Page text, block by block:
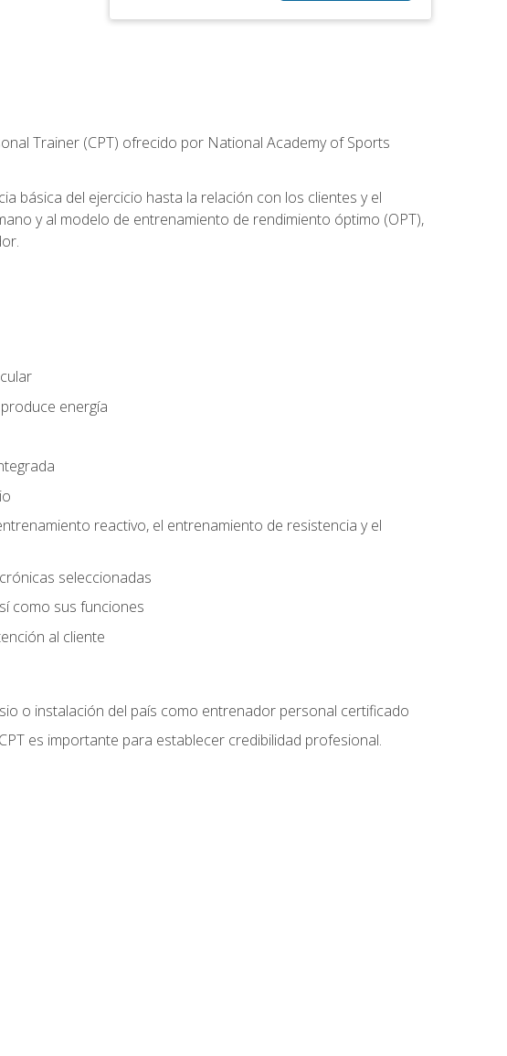
Trainer (CPT) ofrecido por National Academy of Sports
básica del ejercicio hasta la relación con los clientes y el
y al modelo de entrenamiento de rendimiento óptimo (OPT),
energía
reactivo, el entrenamiento de resistencia y el
seleccionadas
como sus funciones
al cliente
o instalación del país como entrenador personal certificado
es importante para establecer credibilidad profesional.